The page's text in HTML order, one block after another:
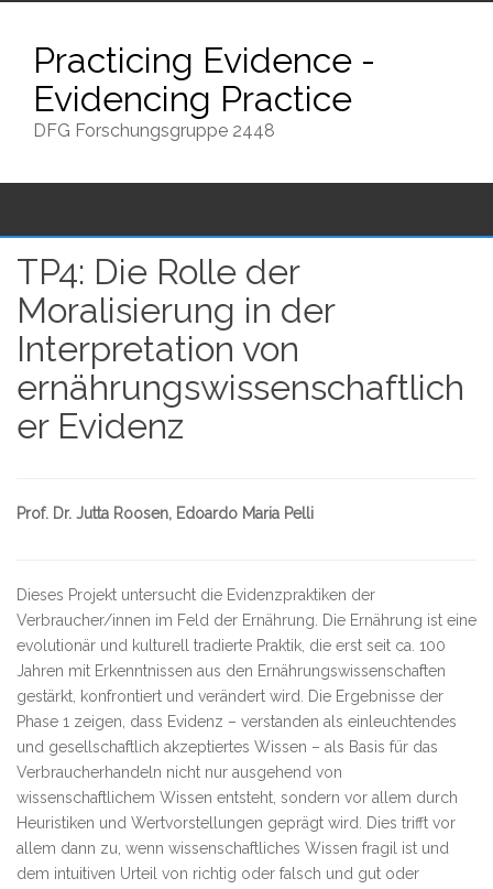
springenPracticing Evidence -
Evidencing Practice
DFG Forschungsgruppe 2448
TP4: Die Rolle der
Moralisierung in der
Interpretation von
ernährungswissenschaftlich
er Evidenz
Prof. Dr. Jutta Roosen, Edoardo Maria Pelli
Dieses Projekt untersucht die Evidenzpraktiken der
Verbraucher/innen im Feld der Ernährung. Die Ernährung ist eine
evolutionär und kulturell tradierte Praktik, die erst seit ca. 100
Jahren mit Erkenntnissen aus den Ernährungswissenschaften
gestärkt, konfrontiert und verändert wird. Die Ergebnisse der
Phase 1 zeigen, dass Evidenz – verstanden als einleuchtendes
und gesellschaftlich akzeptiertes Wissen – als Basis für das
Verbraucherhandeln nicht nur ausgehend von
wissenschaftlichem Wissen entsteht, sondern vor allem durch
Heuristiken und Wertvorstellungen geprägt wird. Dies trifft vor
allem dann zu, wenn wissenschaftliches Wissen fragil ist und
dem intuitiven Urteil von richtig oder falsch und gut oder